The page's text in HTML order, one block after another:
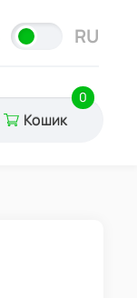
RU
Кошик
0